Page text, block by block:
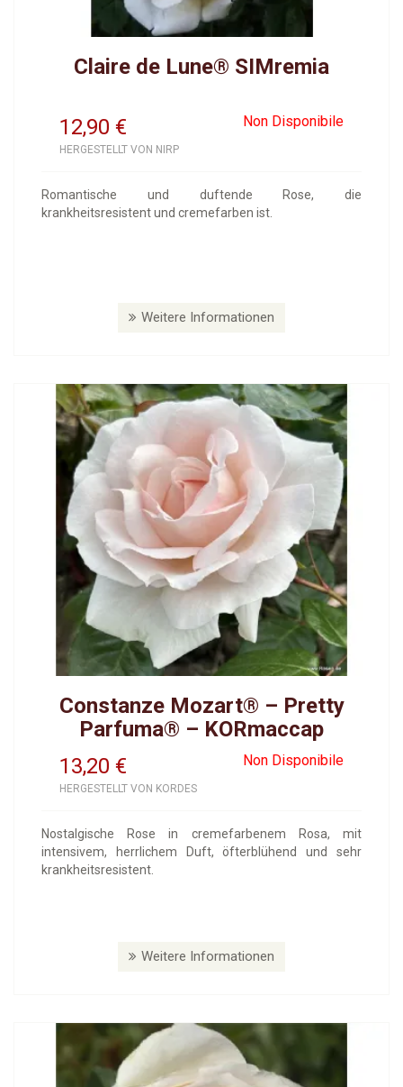
Claire de Lune® SIMremia
12,90 Non Disponibile
€
HERGESTELLT VON NIRP
Romantische und duftende Rose, die
krankheitsresistent und cremefarben ist.
Weitere Informationen
Constanze Mozart® – Pretty
Parfuma® – KORmaccap
13,20
Non Disponibile
€
HERGESTELLT VON KORDES
Nostalgische Rose in cremefarbenem Rosa, mit
intensivem, herrlichem Duft, öfterblühend und sehr
krankheitsresistent.
Weitere Informationen